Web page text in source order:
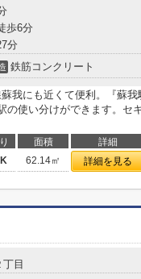
歩6分
分
鉄筋コンクリート
我にも近くて便利。『蘇我
の使い分けができます。セ
面積 詳細
62.14㎡ 詳細を見る
丁目